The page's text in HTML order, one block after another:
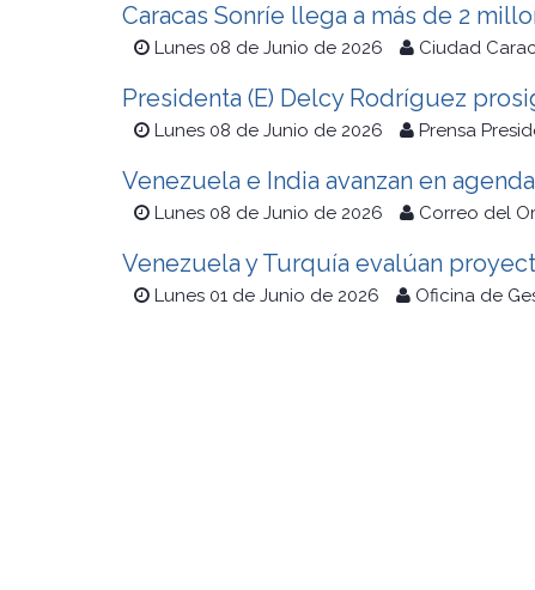
Caracas Sonríe llega a más de 2
Lunes 08 de Junio de 2026 Ciudad
Presidenta (E) Delcy Rodríguez
Lunes 08 de Junio de 2026 Prensa
Venezuela e India avanzan en
Lunes 08 de Junio de 2026 Correo del
Venezuela y Turquía evalúan
Lunes 01 de Junio de 2026 Oficina de